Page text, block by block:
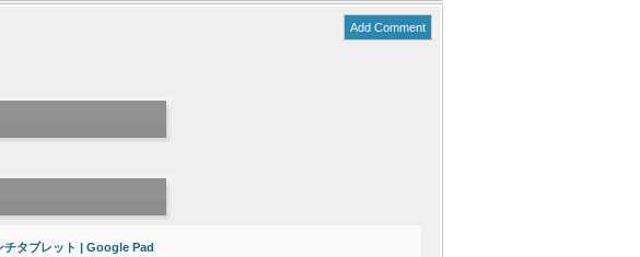
Add Comment
タブレット | Google Pad